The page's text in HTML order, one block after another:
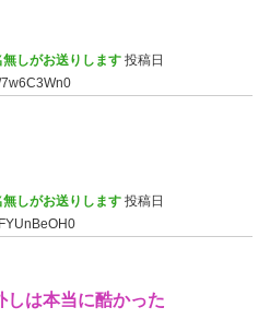
しがお送りします 投稿日
7w6C3Wn0
しがお送りします 投稿日
しは本当に酷かった